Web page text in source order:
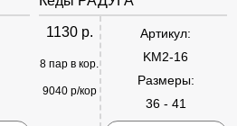
1130 р.
8 пар в кор.
9040 р/кор
Артикул:
KM2-16
Размеры:
36 - 41